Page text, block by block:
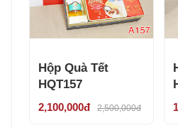
Hộp Quà Tết
HQT157
2,100,000đ 2,500,000đ